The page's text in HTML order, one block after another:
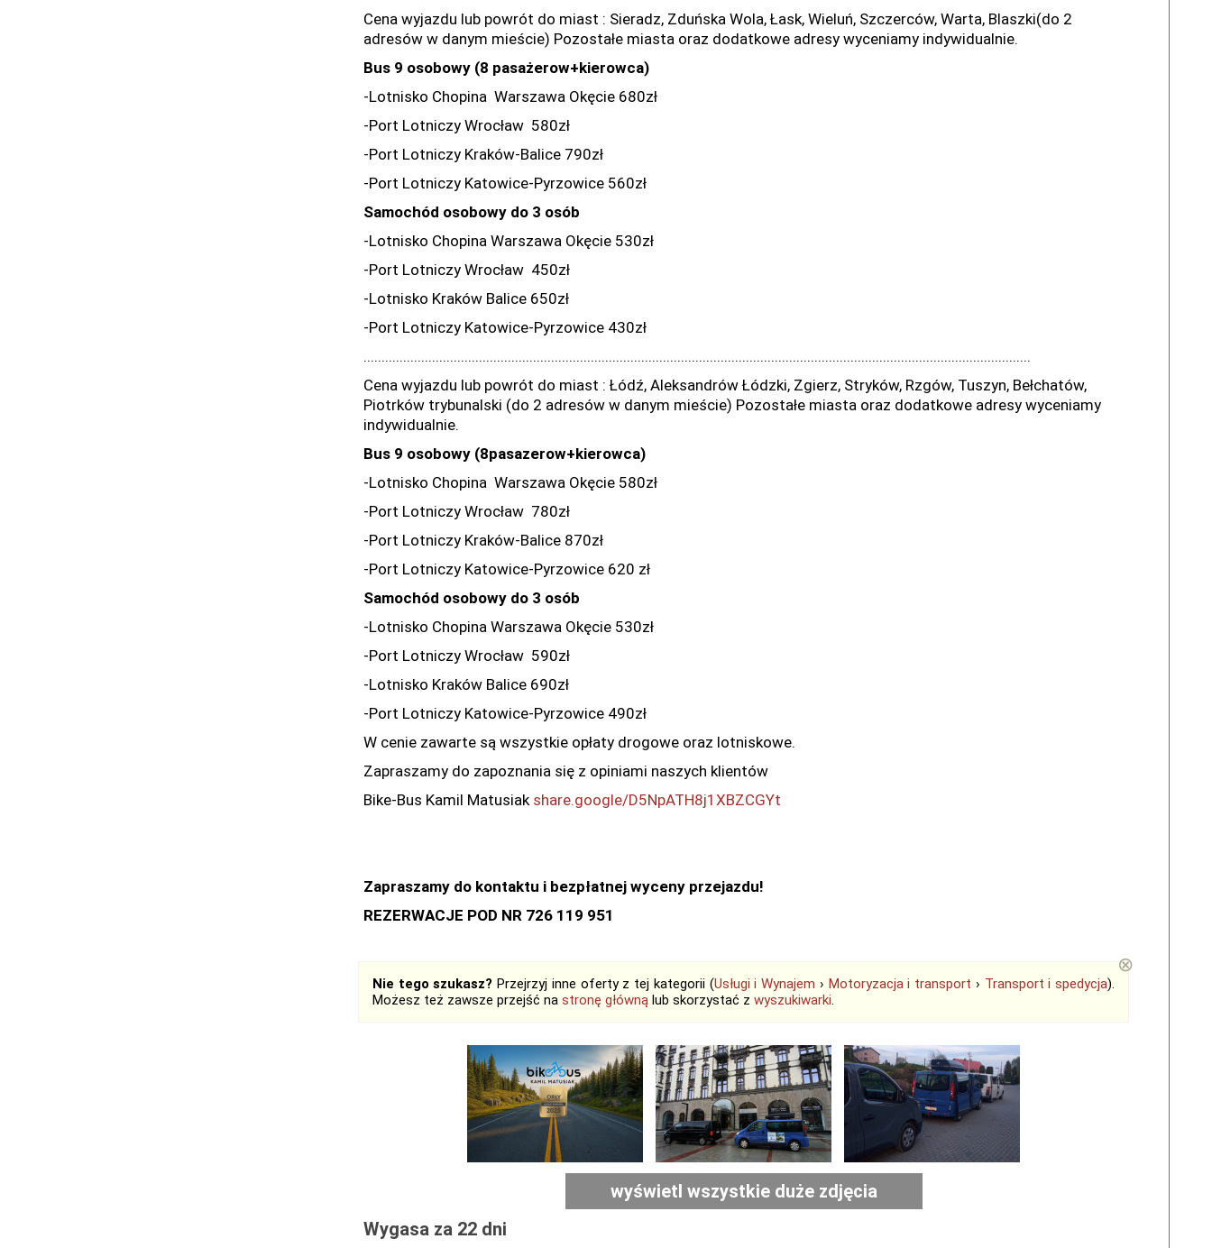
Cena wyjazdu lub powrót do miast : Sieradz, Zduńska Wola, Łask, Wieluń, Szczerców, Warta, Blaszki(do 2
adresów w danym mieście) Pozostałe miasta oraz dodatkowe adresy wyceniamy indywidualnie.
Bus 9 osobowy (8 pasażerow+kierowca)
-Lotnisko Chopina Warszawa Okęcie 680zł
-Port Lotniczy Wrocław 580zł
-Port Lotniczy Kraków-Balice 790zł
-Port Lotniczy Katowice-Pyrzowice 560zł
Samochód osobowy do 3 osób
-Lotnisko Chopina Warszawa Okęcie 530zł
-Port Lotniczy Wrocław 450zł
-Lotnisko Kraków Balice 650zł
-Port Lotniczy Katowice-Pyrzowice 430zł
.........................................................................................................................................................................................
Cena wyjazdu lub powrót do miast : Łódź, Aleksandrów Łódzki, Zgierz, Stryków, Rzgów, Tuszyn, Bełchatów,
Piotrków trybunalski (do 2 adresów w danym mieście) Pozostałe miasta oraz dodatkowe adresy wyceniamy
indywidualnie.
Bus 9 osobowy (8pasazerow+kierowca)
-Lotnisko Chopina Warszawa Okęcie 580zł
-Port Lotniczy Wrocław 780zł
-Port Lotniczy Kraków-Balice 870zł
-Port Lotniczy Katowice-Pyrzowice 620 zł
Samochód osobowy do 3 osób
-Lotnisko Chopina Warszawa Okęcie 530zł
-Port Lotniczy Wrocław 590zł
-Lotnisko Kraków Balice 690zł
-Port Lotniczy Katowice-Pyrzowice 490zł
W cenie zawarte są wszystkie opłaty drogowe oraz lotniskowe.
Zapraszamy do zapoznania się z opiniami naszych klientów
Bike-Bus Kamil Matusiak share.google/D5NpATH8j1XBZCGYt
Zapraszamy do kontaktu i bezpłatnej wyceny przejazdu!
REZERWACJE POD NR 726 119 951
Nie tego szukasz? Przejrzyj inne oferty z tej kategorii (Usługi i Wynajem › Motoryzacja i transport › Transport i spedycja).
Możesz też zawsze przejść na stronę główną lub skorzystać z wyszukiwarki.
⊗
wyświetl wszystkie duże zdjęcia
Wygasa za 22 dni